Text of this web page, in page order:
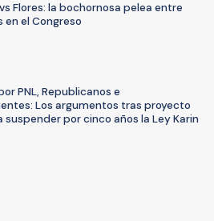
Flores: la bochornosa pelea entre
en el Congreso
PNL, Republicanos e
Los argumentos tras proyecto
suspender por cinco años la Ley Karin